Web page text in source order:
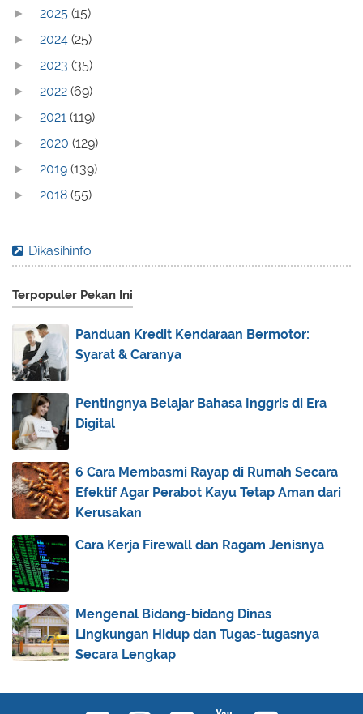
► 2025 (15)
► 2024 (25)
► 2023 (35)
► 2022 (69)
► 2021 (119)
► 2020 (129)
► 2019 (139)
► 2018 (55)
(70)
► 2016(83)
► 2014(44)
▼ 2013
► December(2)
► November
▼ October(1)
Tingkatan Syurga dan Neraka (ppt file)
► August(31)
► July(83)
► June
► May
► March
► February(2)
► January(23)
► 2011(92)
Dikasihinfo
Terpopuler Pekan Ini
Panduan Kredit Kendaraan Bermotor:
Syarat & Caranya
Pentingnya Belajar Bahasa Inggris di Era
Digital
6 Cara Membasmi Rayap di Rumah Secara
Efektif Agar Perabot Kayu Tetap Aman dari
Kerusakan
Cara Kerja Firewall dan Ragam Jenisnya
Mengenal Bidang-bidang Dinas
Lingkungan Hidup dan Tugas-tugasnya
Secara Lengkap